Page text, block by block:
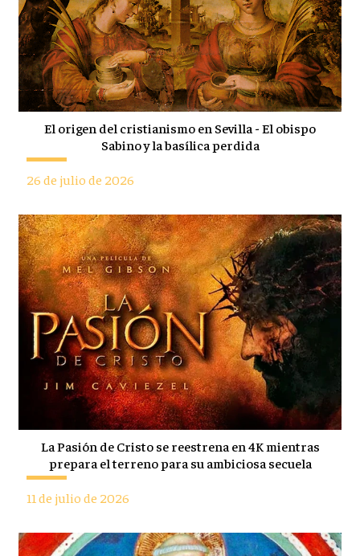
El origen del cristianismo en Sevilla - El obispo
Sabino y la basílica perdida
26 de julio de 2026
La Pasión de Cristo se reestrena en 4K mientras
prepara el terreno para su ambiciosa secuela
11 de julio de 2026